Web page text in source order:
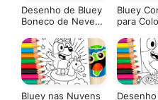
Desenho de Bluey
Boneco de Neve
Online ou Imprima
em Alta Qualidade
Bluey
para
Online
Mágicas
Bluey nas Nuvens